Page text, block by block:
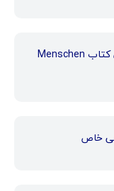
آموزش زبان آلمانی مبتدی - دوره ویدیویی کتاب Menschen
خاص